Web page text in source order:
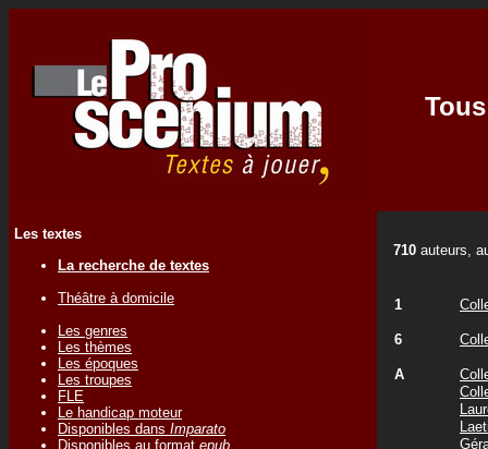
Les textes
La recherche de textes
Théâtre à domicile
Les genres
Les thèmes
Les époques
Les troupes
FLE
Le handicap moteur
Disponibles dans Imparato
Disponibles au format epub
710 auteurs,
1
6
A